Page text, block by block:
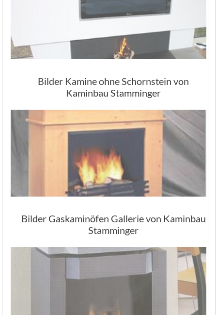
Bilder Kamine ohne Schornstein von
Kaminbau Stamminger
Bilder Gaskaminöfen Gallerie von Kaminbau
Stamminger